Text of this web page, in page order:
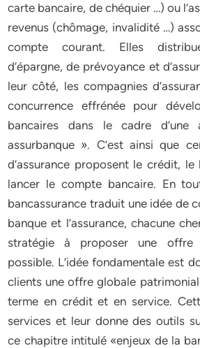
carte bancaire, de chéquier …) ou
revenus (chômage, invalidité …)
compte courant. Elles
d’épargne, de prévoyance et
leur côté, les compagnies
concurrence effrénée pour
bancaires dans le cadre d’une
assurbanque ». C’est ainsi que
d’assurance proposent le crédit, le
lancer le compte bancaire. En
bancassurance traduit une idée de
banque et l’assurance, chacune
stratégie à proposer une offre
possible. L’idée fondamentale est
clients une offre globale
terme en crédit et en service.
services et leur donne des outils
ce chapitre intitulé «enjeux de la